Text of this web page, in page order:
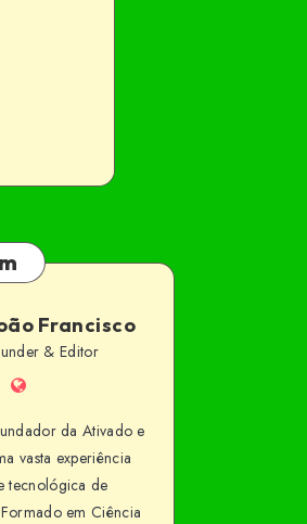
Francisco
& Editor
Website
da Ativado e
vasta experiência
tecnológica de
em Ciência